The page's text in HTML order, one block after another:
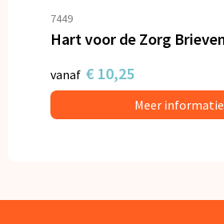
7449
vanaf € 10,25
Meer informatie